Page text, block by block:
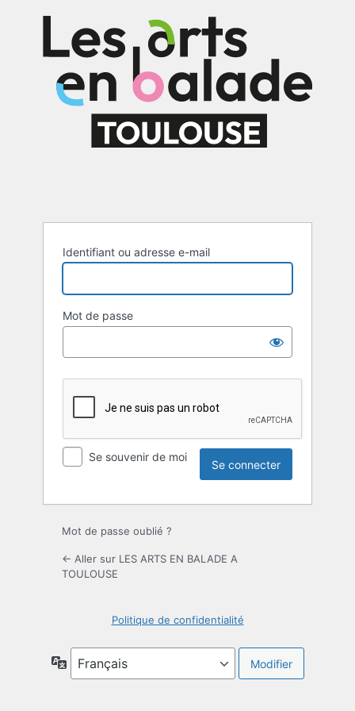
connecter
Identifiant ou adresse e-mail
Mot de passe
Se souvenir de moi
Mot de passe oublié ?
← Aller sur LES ARTS EN BALADE A
TOULOUSE
Politique de confidentialité
Langue